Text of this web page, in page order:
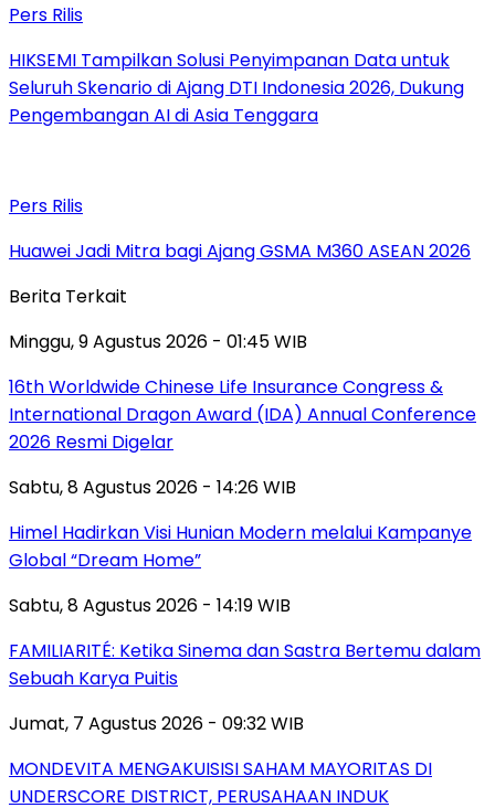
Pers Rilis
HIKSEMI Tampilkan Solusi Penyimpanan Data untuk
Seluruh Skenario di Ajang DTI Indonesia 2026, Dukung
Pengembangan AI di Asia Tenggara
Pers Rilis
Huawei Jadi Mitra bagi Ajang GSMA M360 ASEAN 2026
Berita Terkait
Minggu, 9 Agustus 2026 - 01:45 WIB
16th Worldwide Chinese Life Insurance Congress &
International Dragon Award (IDA) Annual Conference
2026 Resmi Digelar
Sabtu, 8 Agustus 2026 - 14:26 WIB
Himel Hadirkan Visi Hunian Modern melalui Kampanye
Global “Dream Home”
Sabtu, 8 Agustus 2026 - 14:19 WIB
FAMILIARITÉ: Ketika Sinema dan Sastra Bertemu dalam
Sebuah Karya Puitis
Jumat, 7 Agustus 2026 - 09:32 WIB
MONDEVITA MENGAKUISISI SAHAM MAYORITAS DI
UNDERSCORE DISTRICT, PERUSAHAAN INDUK